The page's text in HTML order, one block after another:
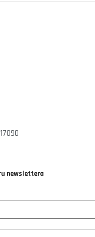
newslettera